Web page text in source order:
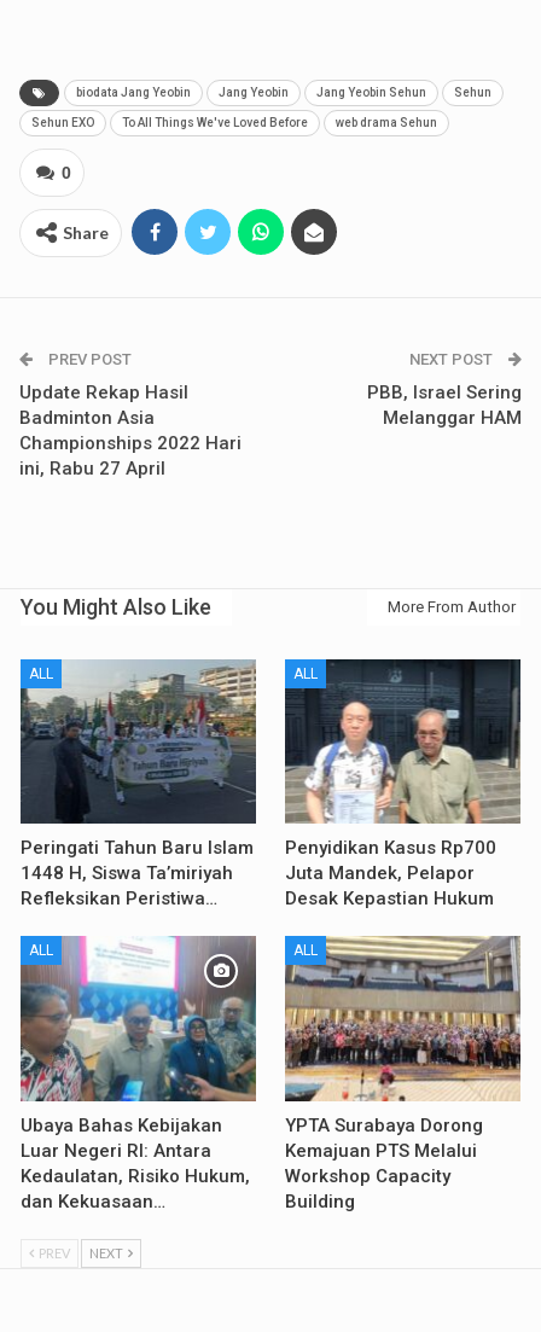
biodata Jang Yeobin Jang Yeobin Jang Yeobin Sehun Sehun
Sehun EXO To All Things We've Loved Before web drama Sehun
0
Share
PREV POST
Update Rekap Hasil
Badminton Asia
Championships 2022 Hari
ini, Rabu 27 April
NEXT POST
PBB, Israel Sering
Melanggar HAM
You Might Also Like More From Author
ALL
Peringati Tahun Baru Islam
1448 H, Siswa Ta’miriyah
Refleksikan Peristiwa…
ALL
Penyidikan Kasus Rp700
Juta Mandek, Pelapor
Desak Kepastian Hukum
ALL
Ubaya Bahas Kebijakan
Luar Negeri RI: Antara
Kedaulatan, Risiko Hukum,
dan Kekuasaan…
ALL
YPTA Surabaya Dorong
Kemajuan PTS Melalui
Workshop Capacity
Building
PREV NEXT